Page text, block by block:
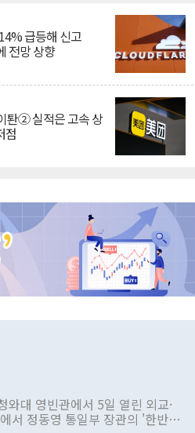
급등해 신고
전망 상향
퇀② 실적은 고속 상
점
대 영빈관에서 5일 열린 외교·
서 정동영 통일부 장관의 '한반도